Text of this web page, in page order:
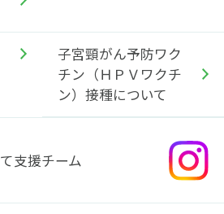
子宮頸がん予防ワク
チン（ＨＰＶワクチ
ン）接種について
支援チーム